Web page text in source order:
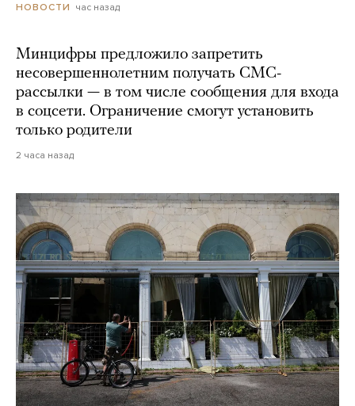
НОВОСТИ час назад
Минцифры предложило запретить
несовершеннолетним получать СМС-
рассылки — в том числе сообщения для входа
в соцсети. Ограничение смогут установить
только родители
2 часа назад